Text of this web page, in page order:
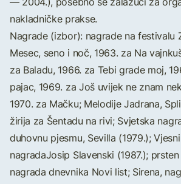
nakladničke prakse.
Nagrade (izbor): nagrade na festivalu
Mesec, seno i noč, 1963. za Na
za Baladu, 1966. za Tebi grade moj,
pajac, 1969. za Još uvijek ne znam
1970. za Mačku; Melodije Jadrana,
žirija za Šentadu na rivi; Svjetska
duhovnu pjesmu, Sevilla (1979.);
nagradaJosip Slavenski (1987.);
nagrada dnevnika Novi list; Sirena,